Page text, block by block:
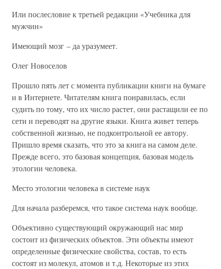
Или послесловие к третьей редакции «Учебника для
мужчин»
Имеющий мозг – да уразумеет.
Олег Новоселов
Прошло пять лет с момента публикации книги на бумаге
и в Интернете. Читателям книга понравилась, если
судить по тому, что их число растет, они растащили ее по
сети и переводят на другие языки. Книга живет теперь
собственной жизнью, не подконтрольной ее автору.
Пришло время сказать, что это за книга на самом деле.
Прежде всего, это базовая концепция, базовая модель
этологии человека.
Место этологии человека в системе наук
Для начала разберемся, что такое система наук вообще.
Объективно существующий окружающий нас мир
состоит из физических объектов. Эти объекты имеют
определенные физические свойства, состав, то есть
состоят из молекул, атомов и т.д. Некоторые из этих